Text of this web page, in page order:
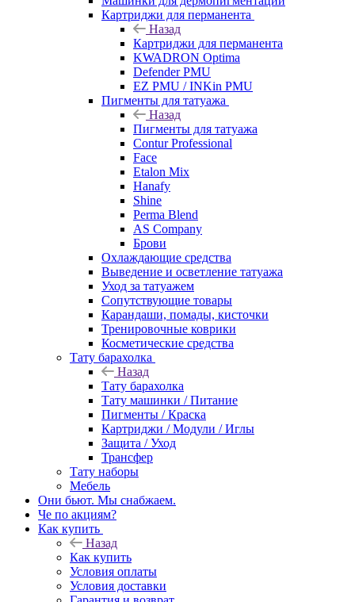
Картриджи для перманента
Назад
Картриджи для перманента
KWADRON Optima
Defender PMU
EZ PMU / INKin PMU
Пигменты для татуажа
Назад
Пигменты для татуажа
Contur Professional
Face
Etalon Mix
Hanafy
Shine
Perma Blend
AS Company
Брови
Охлаждающие средства
Выведение и осветление татуажа
Уход за татуажем
Сопутствующие товары
Карандаши, помады, кисточки
Тренировочные коврики
Косметические средства
Тату барахолка
Назад
Тату барахолка
Тату машинки / Питание
Пигменты / Краска
Картриджи / Модули / Иглы
Защита / Уход
Трансфер
Тату наборы
Мебель
Они бьют. Мы снабжаем.
Че по акциям?
Как купить
Назад
Как купить
Условия оплаты
Условия доставки